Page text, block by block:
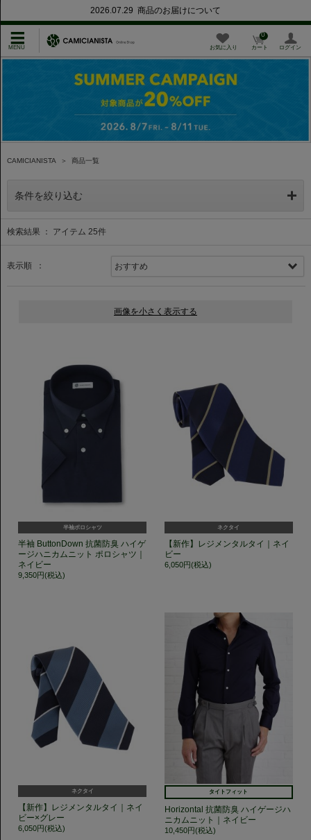
2026.07.29 商品のお届けについて
お気に入り カート
0
ログイン
CAMICIANISTA ＞ 商品一覧
条件を絞り込む
検索結果 ： アイテム 25件
表示順 ：
半袖ポロシャツ
半袖 ButtonDown 抗菌防臭 ハイゲ
ージハニカムニット ポロシャツ｜
ネイビー
9,350円(税込)
ネクタイ
【新作】レジメンタルタイ｜ネイ
ビー
6,050円(税込)
ネクタイ
【新作】レジメンタルタイ｜ネイ
ビー×グレー
6,050円(税込)
タイトフィット
Horizontal 抗菌防臭 ハイゲージハ
ニカムニット｜ネイビー
10,450円(税込)